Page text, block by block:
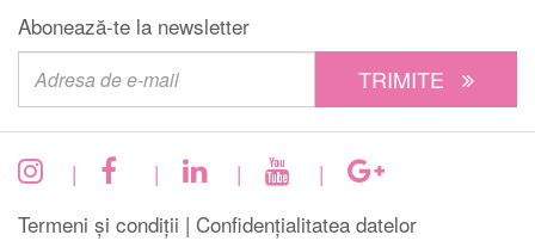
Abonează-te la newsletter
TRIMITE
| | |
|
Termeni și condiții | Confidențialitatea datelor